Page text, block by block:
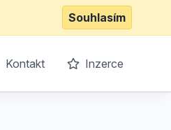
Souhlasím
Kontakt Inzerce